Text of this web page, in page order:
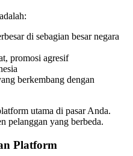
di sebagian besar negara
promosi agresif
berkembang dengan
utama di pasar Anda.
pelanggan yang berbeda.
Platform